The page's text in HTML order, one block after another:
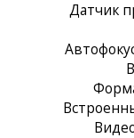
Датчик